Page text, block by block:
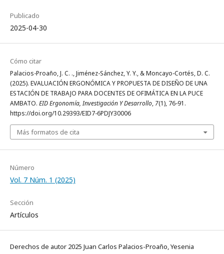
Publicado
2025-04-30
Cómo citar
Palacios-Proaño, J. C. ., Jiménez-Sánchez, Y. Y., & Moncayo-Cortés, D. C.
(2025). EVALUACIÓN ERGONÓMICA Y PROPUESTA DE DISEÑO DE UNA
ESTACIÓN DE TRABAJO PARA DOCENTES DE OFIMÁTICA EN LA PUCE
AMBATO. EID Ergonomía, Investigación Y Desarrollo, 7(1), 76-91.
https://doi.org/10.29393/EID7-6PDJY30006
Más formatos de cita
Número
Vol. 7 Núm. 1 (2025)
Sección
Artículos
Derechos de autor 2025 Juan Carlos Palacios-Proaño, Yesenia